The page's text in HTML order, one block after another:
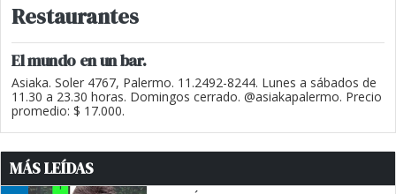
Restaurantes
El mundo en un bar.
Asiaka. Soler 4767, Palermo. 11.2492-8244. Lunes a sábados de
11.30 a 23.30 horas. Domingos cerrado. @asiakapalermo. Precio
promedio: $ 17.000.
MÁS LEÍDAS